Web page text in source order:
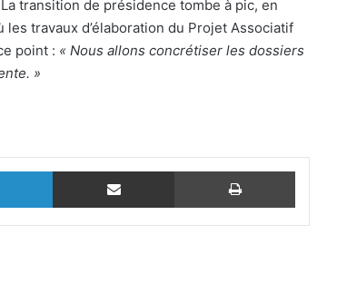
transition de présidence tombe à pic, en
travaux d’élaboration du Projet Associatif
point : « Nous allons concrétiser les dossiers
»
Linkedin Partager par email Imprimer